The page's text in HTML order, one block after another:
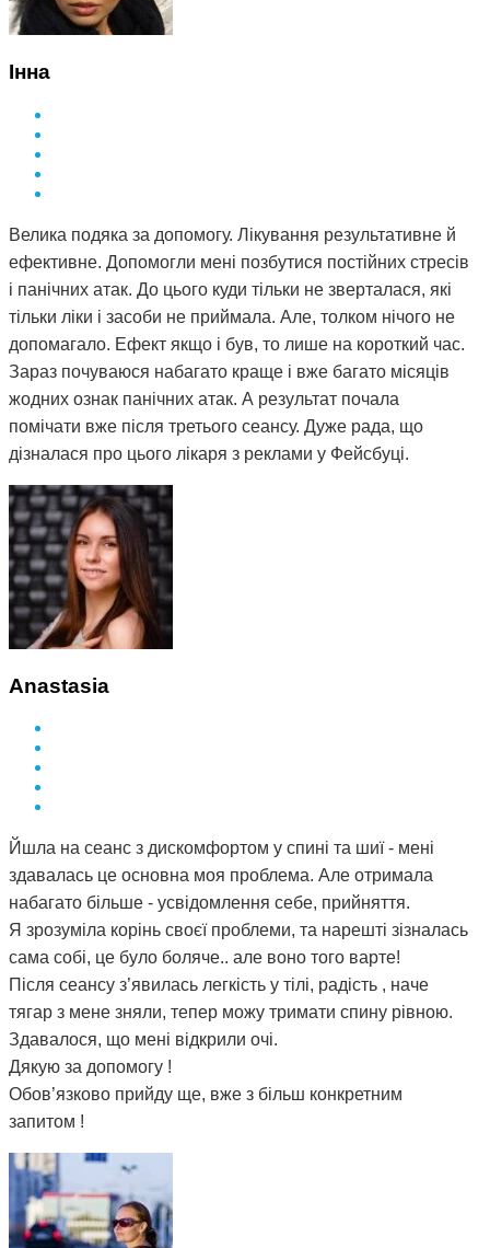
Інна
Велика подяка за допомогу. Лікування результативне й
ефективне. Допомогли мені позбутися постійних стресів
і панічних атак. До цього куди тільки не зверталася, які
тільки ліки і засоби не приймала. Але, толком нічого не
допомагало. Ефект якщо і був, то лише на короткий час.
Зараз почуваюся набагато краще і вже багато місяців
жодних ознак панічних атак. А результат почала
помічати вже після третього сеансу. Дуже рада, що
дізналася про цього лікаря з реклами у Фейсбуці.
Anastasia
Йшла на сеанс з дискомфортом у спині та шиї - мені
здавалась це основна моя проблема. Але отримала
набагато більше - усвідомлення себе, прийняття.
Я зрозуміла корінь своєї проблеми, та нарешті зізналась
сама собі, це було боляче.. але воно того варте!
Після сеансу з’явилась легкість у тілі, радість , наче
тягар з мене зняли, тепер можу тримати спину рівною.
Здавалося, що мені відкрили очі.
Дякую за допомогу !
Обов’язково прийду ще, вже з більш конкретним
запитом !